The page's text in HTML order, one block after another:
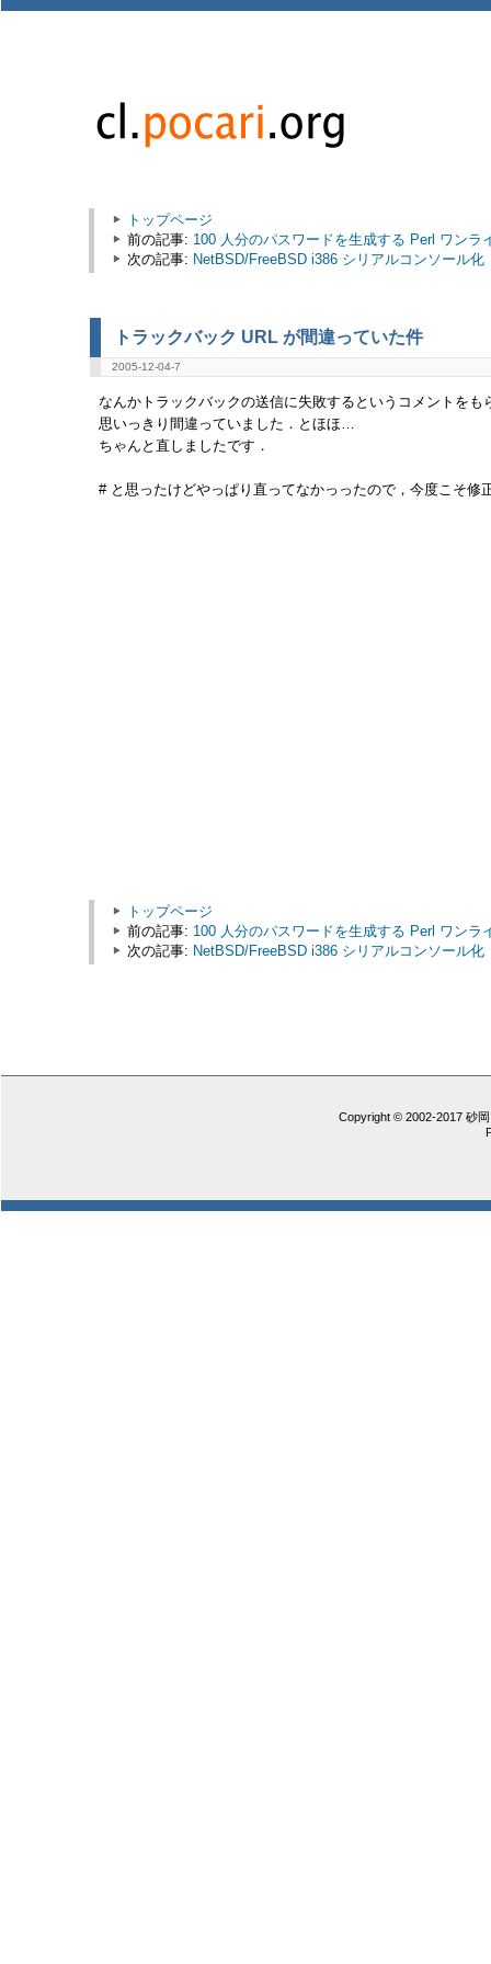
トップページ
前の記事: 100 人分のパスワードを生成する Perl ワンラ
次の記事: NetBSD/FreeBSD i386 シリアルコンソール化
トラックバック URL が間違っていた件
2005-12-04-7
なんかトラックバックの送信に失敗するというコメントを
思いっきり間違っていました．とほほ…
ちゃんと直しましたです．
# と思ったけどやっぱり直ってなかっったので，今度こそ修
トップページ
前の記事: 100 人分のパスワードを生成する Perl ワンラ
次の記事: NetBSD/FreeBSD i386 シリアルコンソール化
Copyright © 2002-2017 砂